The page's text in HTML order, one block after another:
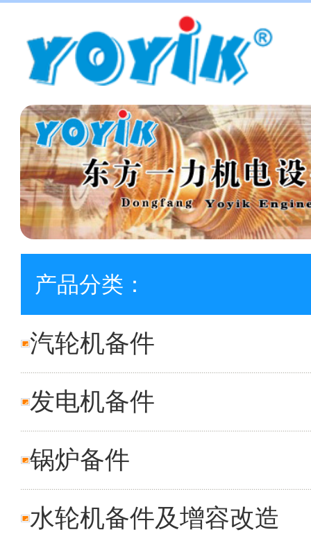
产品分类：
汽轮机备件
发电机备件
锅炉备件
水轮机备件及增容改造